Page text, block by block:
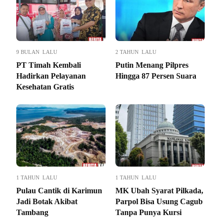
9 BULAN LALU
PT Timah Kembali
Hadirkan Pelayanan
Kesehatan Gratis
2 TAHUN LALU
Putin Menang Pilpres
Hingga 87 Persen Suara
1 TAHUN LALU
Pulau Cantik di Karimun
Jadi Botak Akibat
Tambang
1 TAHUN LALU
MK Ubah Syarat Pilkada,
Parpol Bisa Usung Cagub
Tanpa Punya Kursi